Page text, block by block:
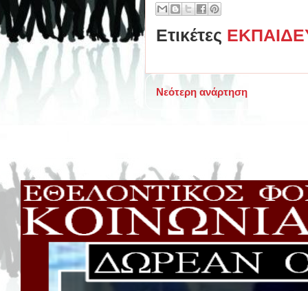
Ετικέτες
Νεότερη ανάρτηση